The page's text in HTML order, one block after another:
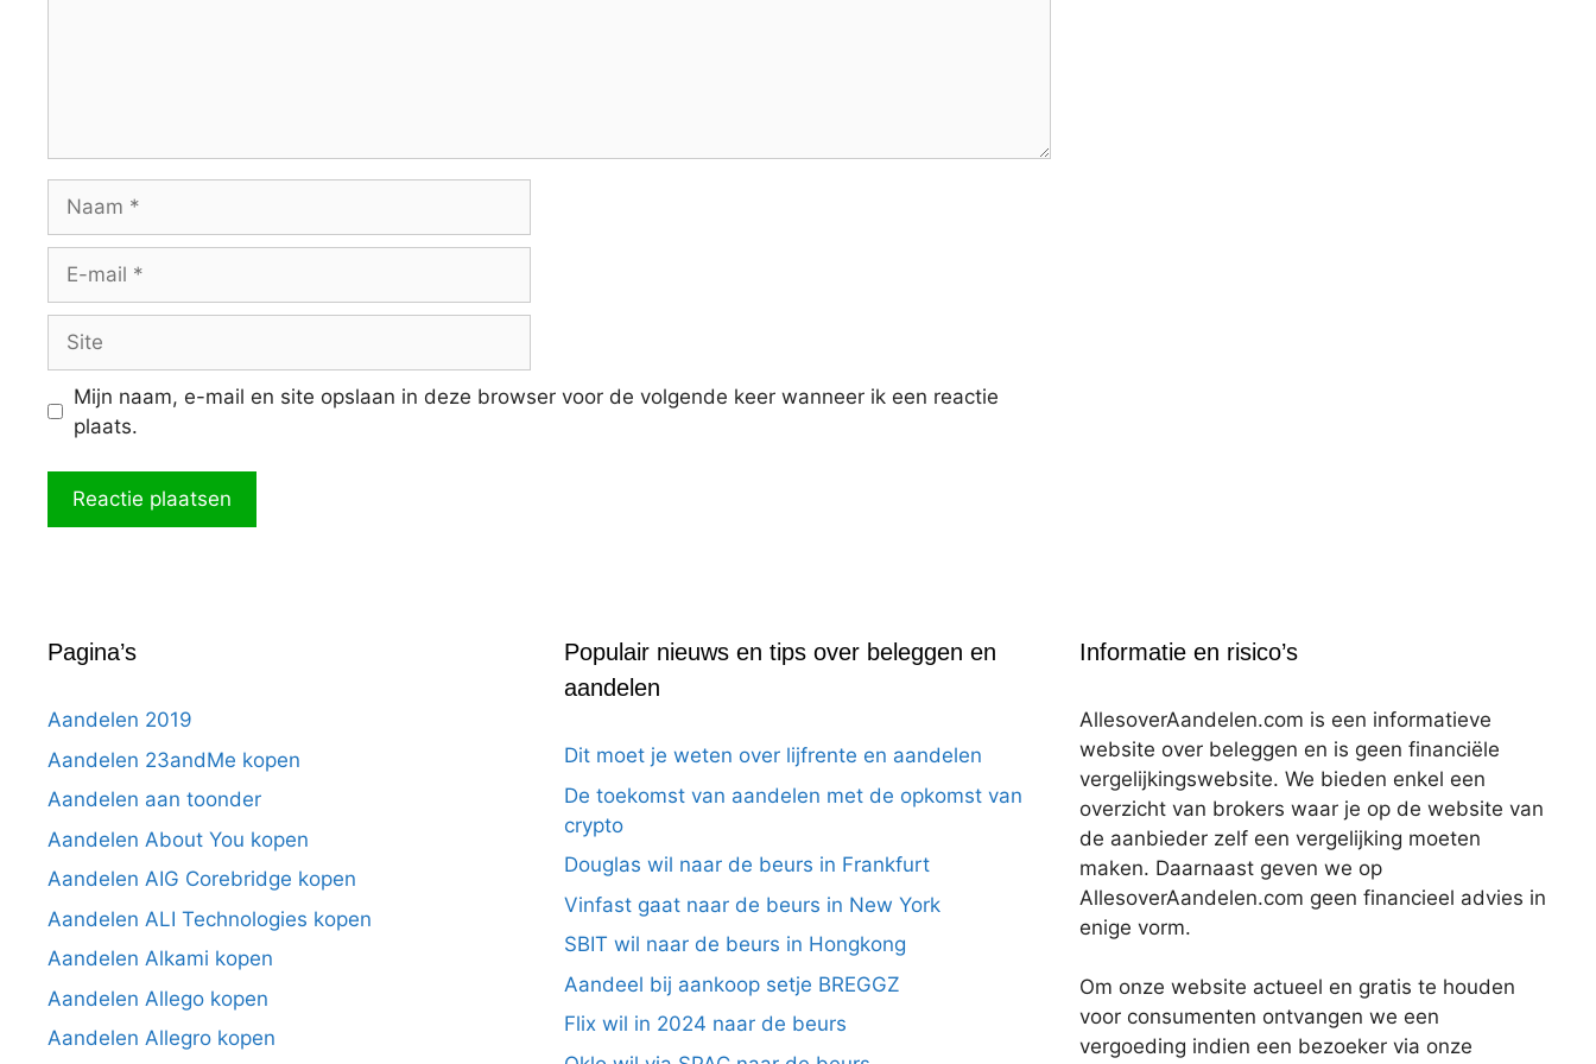
mail
Mijn naam, e-mail en site opslaan in deze browser voor de volgende keer wanneer ik een reactie
plaats.
Pagina’s
Aandelen 2019
Aandelen 23andMe kopen
Aandelen aan toonder
Aandelen About You kopen
Aandelen AIG Corebridge kopen
Aandelen ALI Technologies kopen
Aandelen Alkami kopen
Aandelen Allego kopen
Aandelen Allegro kopen
Populair nieuws en tips over beleggen en
aandelen
Dit moet je weten over lijfrente en aandelen
De toekomst van aandelen met de opkomst van
crypto
Douglas wil naar de beurs in Frankfurt
Vinfast gaat naar de beurs in New York
SBIT wil naar de beurs in Hongkong
Aandeel bij aankoop setje BREGGZ
Flix wil in 2024 naar de beurs
Informatie en risico’s
AllesoverAandelen.com is een informatieve
website over beleggen en is geen financiële
vergelijkingswebsite. We bieden enkel een
overzicht van brokers waar je op de website van
de aanbieder zelf een vergelijking moeten
maken. Daarnaast geven we op
AllesoverAandelen.com geen financieel advies in
enige vorm.
Om onze website actueel en gratis te houden
voor consumenten ontvangen we een
vergoeding indien een bezoeker via onze